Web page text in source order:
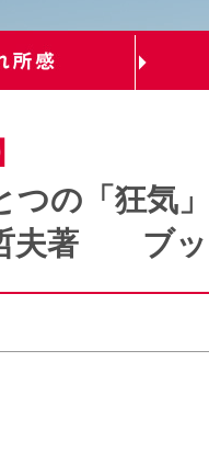
つの「狂気
著 ブッ